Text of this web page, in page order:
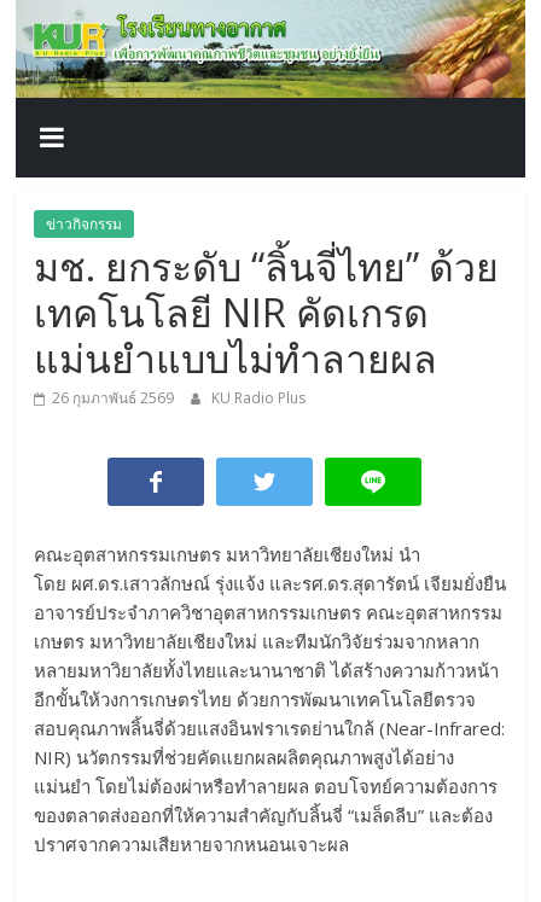
content
โรงเรียน
ทาง
อากาศ​
เพื่อ
พัฒนา
คุณภาพ
ชีวิต
ข่าวกิจกรรม
มช. ยกระดับ “ลิ้นจี่ไทย” ด้วย
เทคโนโลยี NIR คัดเกรด
แม่นยำแบบไม่ทำลายผล
26 กุมภาพันธ์ 2569 KU Radio Plus
คณะอุตสาหกรรมเกษตร มหาวิทยาลัยเชียงใหม่ นำ
โดย ผศ.ดร.เสาวลักษณ์ รุ่งแจ้ง และรศ.ดร.สุดารัตน์ เจียมยั่งยืน
อาจารย์ประจำภาควิชาอุตสาหกรรมเกษตร คณะอุตสาหกรรม
เกษตร มหาวิทยาลัยเชียงใหม่ และทีมนักวิจัยร่วมจากหลาก
หลายมหาวิยาลัยทั้งไทยและนานาชาติ ได้สร้างความก้าวหน้า
อีกขั้นให้วงการเกษตรไทย ด้วยการพัฒนาเทคโนโลยีตรวจ
สอบคุณภาพลิ้นจี่ด้วยแสงอินฟราเรดย่านใกล้ (Near-Infrared:
NIR) นวัตกรรมที่ช่วยคัดแยกผลผลิตคุณภาพสูงได้อย่าง
แม่นยำ โดยไม่ต้องผ่าหรือทำลายผล ตอบโจทย์ความต้องการ
ของตลาดส่งออกที่ให้ความสำคัญกับลิ้นจี่ “เมล็ดลีบ” และต้อง
ปราศจากความเสียหายจากหนอนเจาะผล